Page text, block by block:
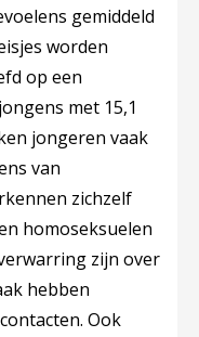
gemiddeld
worden
op een
met 15,1
jongeren vaak
van
zichzelf
homoseksuelen
zijn over
hebben
Ook